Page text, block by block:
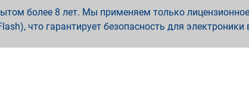
более 8 лет. Мы применяем только
что гарантирует безопасность для электроники